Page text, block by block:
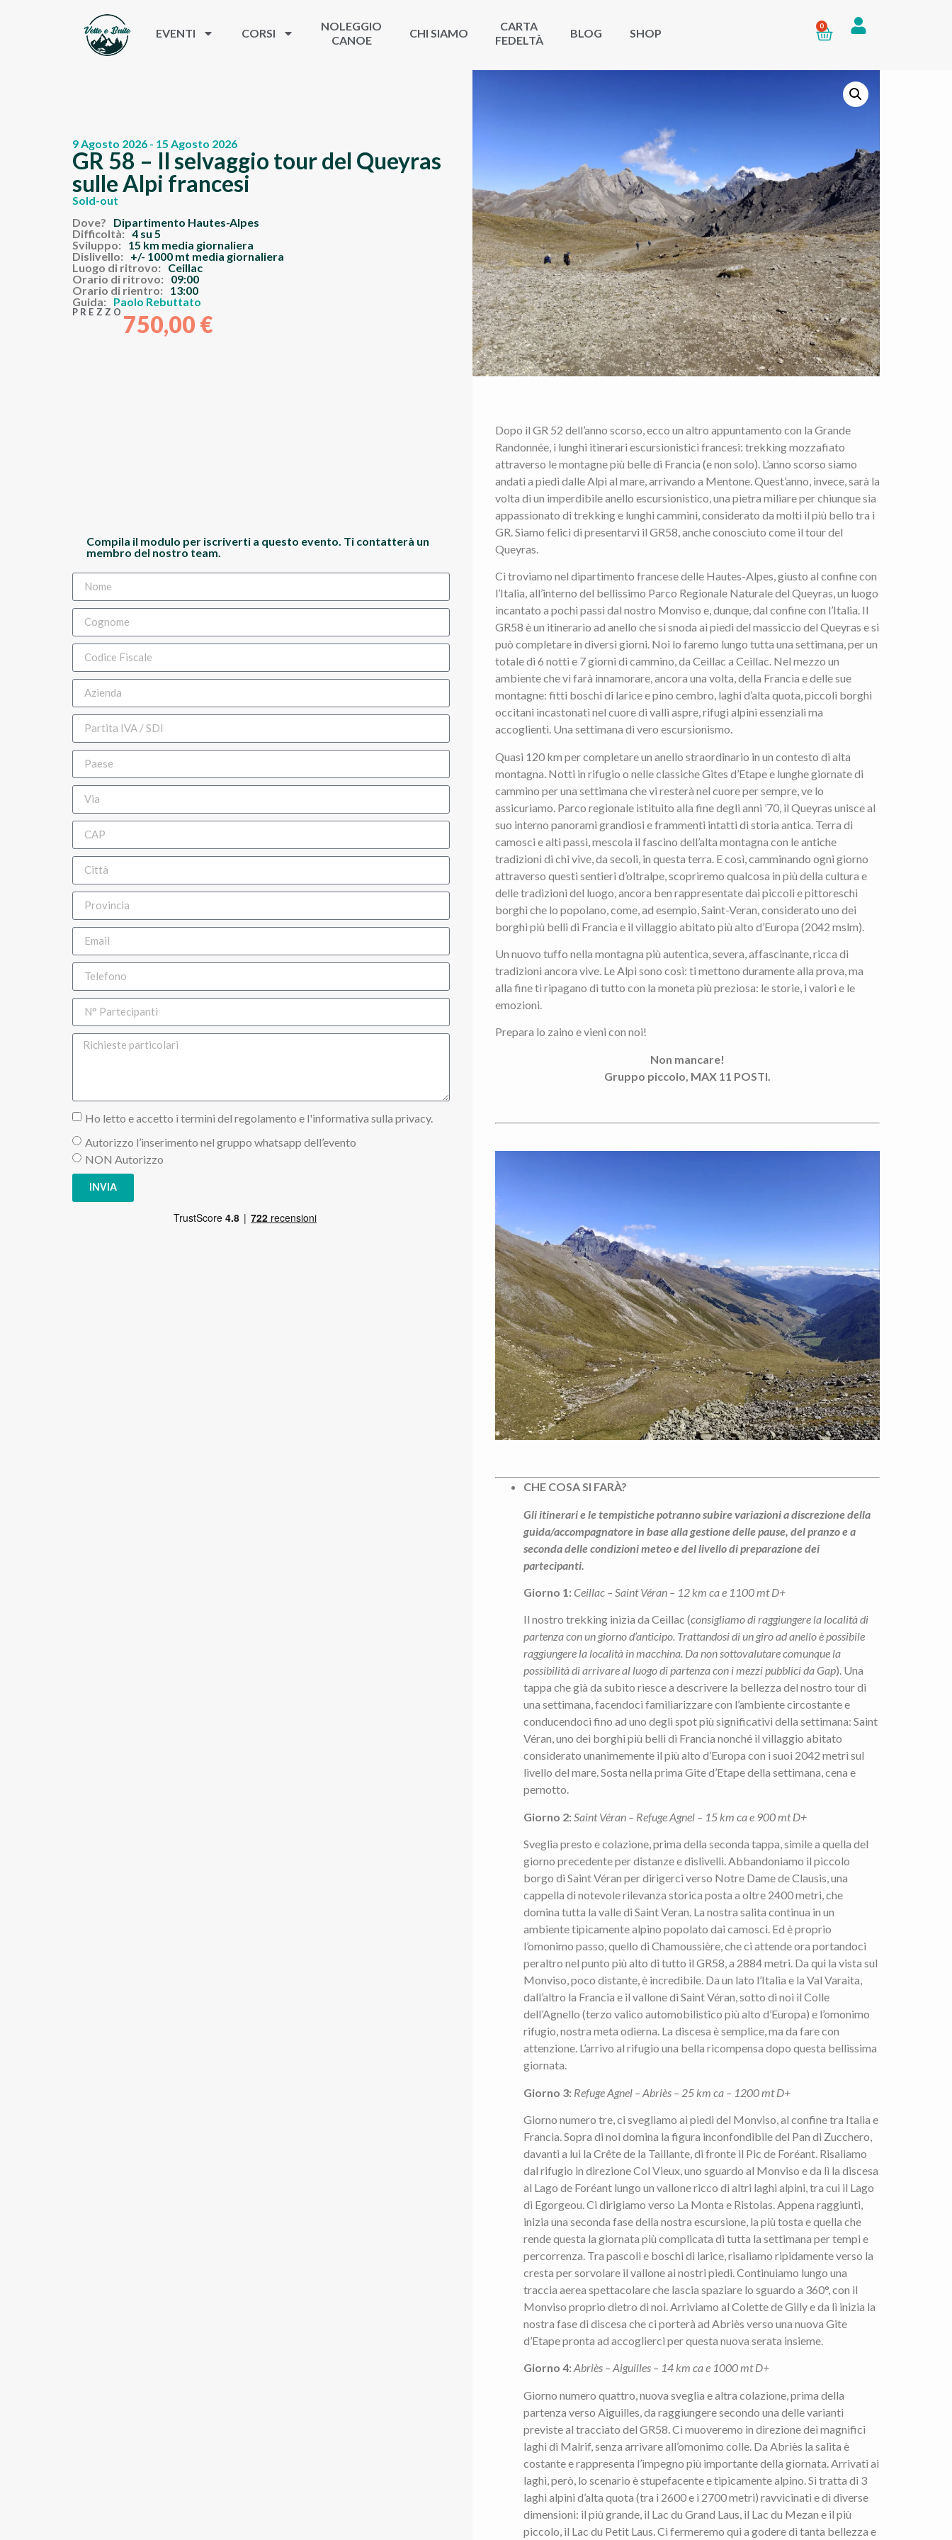
EVENTI CORSI
NOLEGGIO
CANOE
CHI SIAMO
CARTA
FEDELTÀ
BLOG SHOP
0
9 Agosto 2026 - 15 Agosto 2026
GR 58 – Il selvaggio tour del Queyras
sulle Alpi francesi
Sold-out
Dove?
Dipartimento Hautes-Alpes
Difficoltà: 4 su 5
Sviluppo: 15 km media giornaliera
Dislivello: +/- 1000 mt media giornaliera
Luogo di ritrovo: Ceillac
Orario di ritrovo: 09:00
Orario di rientro: 13:00
Guida: Paolo Rebuttato
PREZZO 750,00 €
Compila il modulo per iscriverti a questo evento. Ti contatterà un
membro del nostro team.
Ho letto e accetto i termini del regolamento e l'informativa sulla privacy.
Autorizzo l’inserimento nel gruppo whatsapp dell’evento
NON Autorizzo
INVIA
Dopo il GR 52 dell’anno scorso, ecco un altro appuntamento con la Grande
Randonnée, i lunghi itinerari escursionistici francesi: trekking mozzafiato
attraverso le montagne più belle di Francia (e non solo). L’anno scorso siamo
andati a piedi dalle Alpi al mare, arrivando a Mentone. Quest’anno, invece, sarà la
volta di un imperdibile anello escursionistico, una pietra miliare per chiunque sia
appassionato di trekking e lunghi cammini, considerato da molti il più bello tra i
GR. Siamo felici di presentarvi il GR58, anche conosciuto come il tour del
Queyras.
Ci troviamo nel dipartimento francese delle Hautes-Alpes, giusto al confine con
l’Italia, all’interno del bellissimo Parco Regionale Naturale del Queyras, un luogo
incantato a pochi passi dal nostro Monviso e, dunque, dal confine con l’Italia. Il
GR58 è un itinerario ad anello che si snoda ai piedi del massiccio del Queyras e si
può completare in diversi giorni. Noi lo faremo lungo tutta una settimana, per un
totale di 6 notti e 7 giorni di cammino, da Ceillac a Ceillac. Nel mezzo un
ambiente che vi farà innamorare, ancora una volta, della Francia e delle sue
montagne: fitti boschi di larice e pino cembro, laghi d’alta quota, piccoli borghi
occitani incastonati nel cuore di valli aspre, rifugi alpini essenziali ma
accoglienti. Una settimana di vero escursionismo.
Quasi 120 km per completare un anello straordinario in un contesto di alta
montagna. Notti in rifugio o nelle classiche Gites d’Etape e lunghe giornate di
cammino per una settimana che vi resterà nel cuore per sempre, ve lo
assicuriamo. Parco regionale istituito alla fine degli anni ’70, il Queyras unisce al
suo interno panorami grandiosi e frammenti intatti di storia antica. Terra di
camosci e alti passi, mescola il fascino dell’alta montagna con le antiche
tradizioni di chi vive, da secoli, in questa terra. E così, camminando ogni giorno
attraverso questi sentieri d’oltralpe, scopriremo qualcosa in più della cultura e
delle tradizioni del luogo, ancora ben rappresentate dai piccoli e pittoreschi
borghi che lo popolano, come, ad esempio, Saint-Veran, considerato uno dei
borghi più belli di Francia e il villaggio abitato più alto d’Europa (2042 mslm).
Un nuovo tuffo nella montagna più autentica, severa, affascinante, ricca di
tradizioni ancora vive. Le Alpi sono così: ti mettono duramente alla prova, ma
alla fine ti ripagano di tutto con la moneta più preziosa: le storie, i valori e le
emozioni.
Prepara lo zaino e vieni con noi!
Non mancare!
Gruppo piccolo, MAX 11 POSTI.
CHE COSA SI FARÀ?
Gli itinerari e le tempistiche potranno subire variazioni a discrezione della
guida/accompagnatore in base alla gestione delle pause, del pranzo e a
seconda delle condizioni meteo e del livello di preparazione dei
partecipanti.
Giorno 1:Ceillac – Saint Véran – 12 km ca e 1100 mt D+
Il nostro trekking inizia da Ceillac (consigliamo di raggiungere la località di
partenza con un giorno d’anticipo. Trattandosi di un giro ad anello è possibile
raggiungere la località in macchina. Da non sottovalutare comunque la
possibilità di arrivare al luogo di partenza con i mezzi pubblici da Gap). Una
tappa che già da subito riesce a descrivere la bellezza del nostro tour di
una settimana, facendoci familiarizzare con l’ambiente circostante e
conducendoci fino ad uno degli spot più significativi della settimana: Saint
Véran, uno dei borghi più belli di Francia nonché il villaggio abitato
considerato unanimemente il più alto d’Europa con i suoi 2042 metri sul
livello del mare. Sosta nella prima Gite d’Etape della settimana, cena e
pernotto.
Giorno 2:Saint Véran – Refuge Agnel – 15 km ca e 900 mt D+
Sveglia presto e colazione, prima della seconda tappa, simile a quella del
giorno precedente per distanze e dislivelli. Abbandoniamo il piccolo
borgo di Saint Véran per dirigerci verso Notre Dame de Clausis, una
cappella di notevole rilevanza storica posta a oltre 2400 metri, che
domina tutta la valle di Saint Veran. La nostra salita continua in un
ambiente tipicamente alpino popolato dai camosci. Ed è proprio
l’omonimo passo, quello di Chamoussière, che ci attende ora portandoci
peraltro nel punto più alto di tutto il GR58, a 2884 metri. Da qui la vista sul
Monviso, poco distante, è incredibile. Da un lato l’Italia e la Val Varaita,
dall’altro la Francia e il vallone di Saint Véran, sotto di noi il Colle
dell’Agnello (terzo valico automobilistico più alto d’Europa) e l’omonimo
rifugio, nostra meta odierna. La discesa è semplice, ma da fare con
attenzione. L’arrivo al rifugio una bella ricompensa dopo questa bellissima
giornata.
Giorno 3: Refuge Agnel – Abriès – 25 km ca – 1200 mt D+
Giorno numero tre, ci svegliamo ai piedi del Monviso, al confine tra Italia e
Francia. Sopra di noi domina la figura inconfondibile del Pan di Zucchero,
davanti a lui la Crête de la Taillante, di fronte il Pic de Foréant. Risaliamo
dal rifugio in direzione Col Vieux, uno sguardo al Monviso e da lì la discesa
al Lago de Foréant lungo un vallone ricco di altri laghi alpini, tra cui il Lago
di Egorgeou. Ci dirigiamo verso La Monta e Ristolas. Appena raggiunti,
inizia una seconda fase della nostra escursione, la più tosta e quella che
rende questa la giornata più complicata di tutta la settimana per tempi e
percorrenza. Tra pascoli e boschi di larice, risaliamo ripidamente verso la
cresta per sorvolare il vallone ai nostri piedi. Continuiamo lungo una
traccia aerea spettacolare che lascia spaziare lo sguardo a 360°, con il
Monviso proprio dietro di noi. Arriviamo al Colette de Gilly e da lì inizia la
nostra fase di discesa che ci porterà ad Abriès verso una nuova Gite
d’Etape pronta ad accoglierci per questa nuova serata insieme.
Giorno 4:Abriès – Aiguilles – 14 km ca e 1000 mt D+
Giorno numero quattro, nuova sveglia e altra colazione, prima della
partenza verso Aiguilles, da raggiungere secondo una delle varianti
previste al tracciato del GR58. Ci muoveremo in direzione dei magnifici
laghi di Malrif, senza arrivare all’omonimo colle. Da Abriès la salita è
costante e rappresenta l’impegno più importante della giornata. Arrivati ai
laghi, però, lo scenario è stupefacente e tipicamente alpino. Si tratta di 3
laghi alpini d’alta quota (tra i 2600 e i 2700 metri) ravvicinati e di diverse
dimensioni: il più grande, il Lac du Grand Laus, il Lac du Mezan e il più
piccolo, il Lac du Petit Laus. Ci fermeremo qui a godere di tanta bellezza e